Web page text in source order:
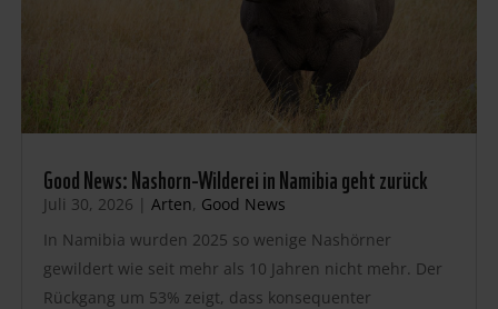
Good News: Nashorn-Wilderei in Namibia geht zurück
Juli 30, 2026 | Arten, Good News
In Namibia wurden 2025 so wenige Nashörner
gewildert wie seit mehr als 10 Jahren nicht mehr. Der
Rückgang um 53% zeigt, dass konsequenter